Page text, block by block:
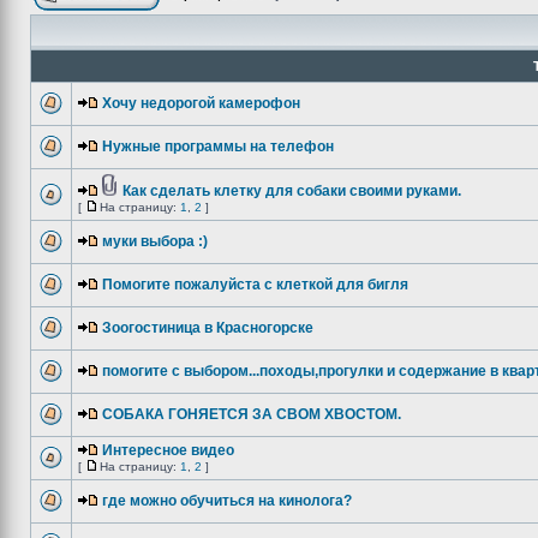
Хочу недорогой камерофон
Нужные программы на телефон
Как сделать клетку для собаки своими руками.
[ На страницу: 1 2 ]
муки выбора :)
Помогите пожалуйста с клеткой для бигля
Зоогостиница в Красногорске
помогите с выбором...походы,прогулки и содержание в
СОБАКА ГОНЯЕТСЯ ЗА СВОМ ХВОСТОМ.
Интересное видео
[ На страницу: 1 2 ]
где можно обучиться на кинолога?